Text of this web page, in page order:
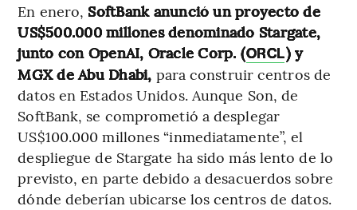
En enero, SoftBank anunció un proyecto de
US$500.000 millones denominado Stargate,
junto con OpenAI, Oracle Corp. (ORCL) y
MGX de Abu Dhabi, para construir centros de
datos en Estados Unidos. Aunque Son, de
SoftBank, se comprometió a desplegar
US$100.000 millones “inmediatamente”, el
despliegue de Stargate ha sido más lento de lo
previsto, en parte debido a desacuerdos sobre
dónde deberían ubicarse los centros de datos.